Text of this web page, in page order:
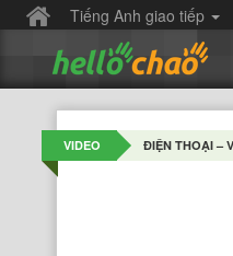
Tiếng Anh giao tiếp
VIDEO ĐIỆN THOẠI –